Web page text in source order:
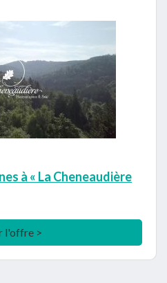
à « La Cheneaudière
l'offre >